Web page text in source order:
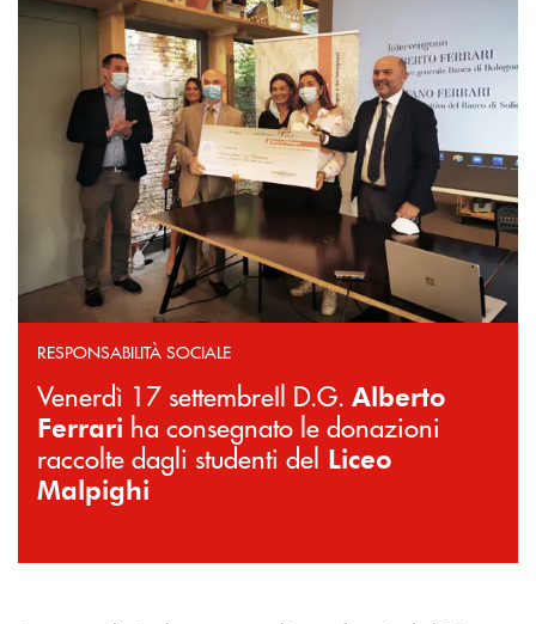
RESPONSABILITÀ SOCIALE
Venerdì 17 settembreIl D.G. Alberto
Ferrari ha consegnato le donazioni
raccolte dagli studenti del Liceo
Malpighi